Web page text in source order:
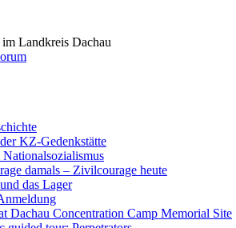
Landkreis Dachau
KZ-Gedenkstätte
damals – Zivilcourage heute
das Lager
Dachau Concentration Camp Memorial Site